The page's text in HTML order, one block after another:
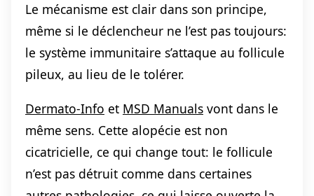
Le mécanisme est clair dans son principe,
même si le déclencheur ne l’est pas toujours:
le système immunitaire s’attaque au follicule
pileux, au lieu de le tolérer.
Dermato-Info et MSD Manuals vont dans le
même sens. Cette alopécie est non
cicatricielle, ce qui change tout: le follicule
n’est pas détruit comme dans certaines